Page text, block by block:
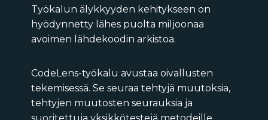
Työkalun älykkyyden kehitykseen on
hyödynnetty lähes puolta miljoonaa
avoimen lähdekoodin arkistoa.
CodeLens-työkalu avustaa oivallusten
tekemisessä. Se seuraa tehtyjä muutoksia,
tehtyjen muutosten seurauksia ja